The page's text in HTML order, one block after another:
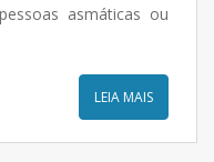
asmáticas ou
LEIA MAIS